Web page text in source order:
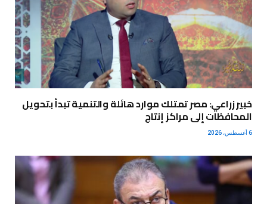
خبير زراعي: مصر تمتلك موارد هائلة والتنمية تبدأ بتحويل
المحافظات إلى مراكز إنتاج
6 أغسطس، 2026